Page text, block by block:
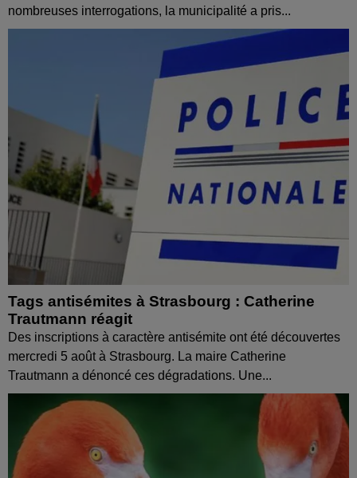
nombreuses interrogations, la municipalité a pris...
Tags antisémites à Strasbourg : Catherine
Trautmann réagit
Des inscriptions à caractère antisémite ont été découvertes
mercredi 5 août à Strasbourg. La maire Catherine
Trautmann a dénoncé ces dégradations. Une...